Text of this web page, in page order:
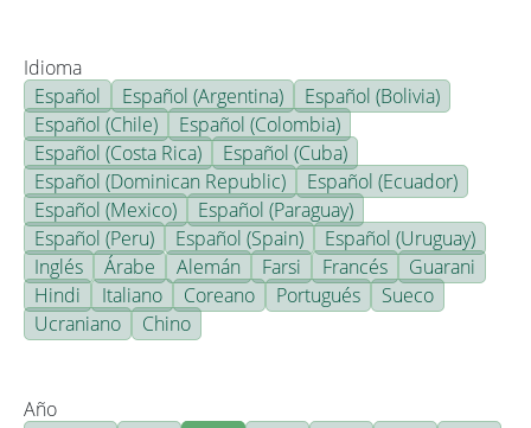
Idioma
Español
Español (Argentina)
Español (Bolivia)
Español (Chile)
Español (Colombia)
Español (Costa Rica)
Español (Cuba)
Español (Dominican Republic)
Español (Ecuador)
Español (Mexico)
Español (Paraguay)
Español (Peru)
Español (Spain)
Español (Uruguay)
Inglés
Árabe Alemán Farsi Francés
Guarani
Hindi
Italiano Coreano Portugués
Sueco
Ucraniano
Chino
Año